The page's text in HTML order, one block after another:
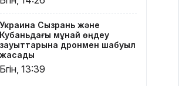
Риддерде
«Поэзия
кеші» өтті
"Қорғансыз
күндерім
Украина Сызрань және
Кубаньдағы мұнай өңдеу
зауыттарына дронмен шабуыл
жасады
Бүгін, 13:39